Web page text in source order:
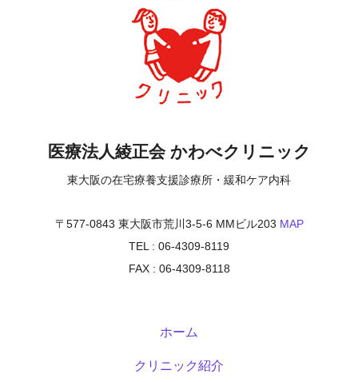
医療法人綾正会 かわべクリニック
東大阪の在宅療養支援診療所・緩和ケア内科
〒577-0843 東大阪市荒川3-5-6 MMビル203 MAP
TEL : 06-4309-8119
FAX : 06-4309-8118
ホーム
クリニック紹介